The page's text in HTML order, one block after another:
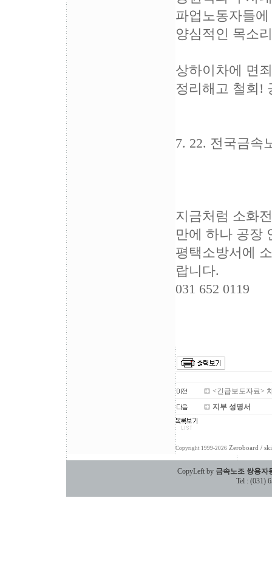
파업노동자들
양심적인 목소
상하이차에 면
정리해고 철회!
7. 22. 전국금속
지금처럼 소화
만에 하나 공장
평택소방서에
랍니다.
031 652 0119
<긴급보도자료>
지부 성명서
Copyright 1999-2026 Zeroboard /
CopyLeft by 금속노조 쌍용자
Tel : (031)